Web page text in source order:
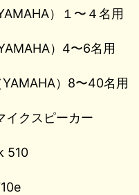
）１〜４名用
）4〜6名用
）8〜40名用
イクスピーカー
510